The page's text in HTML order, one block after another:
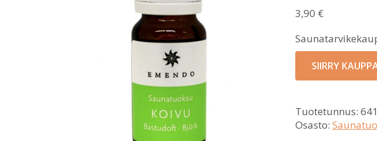
3,90 €
SIIRRY
Tuotetunnus:
Osasto: